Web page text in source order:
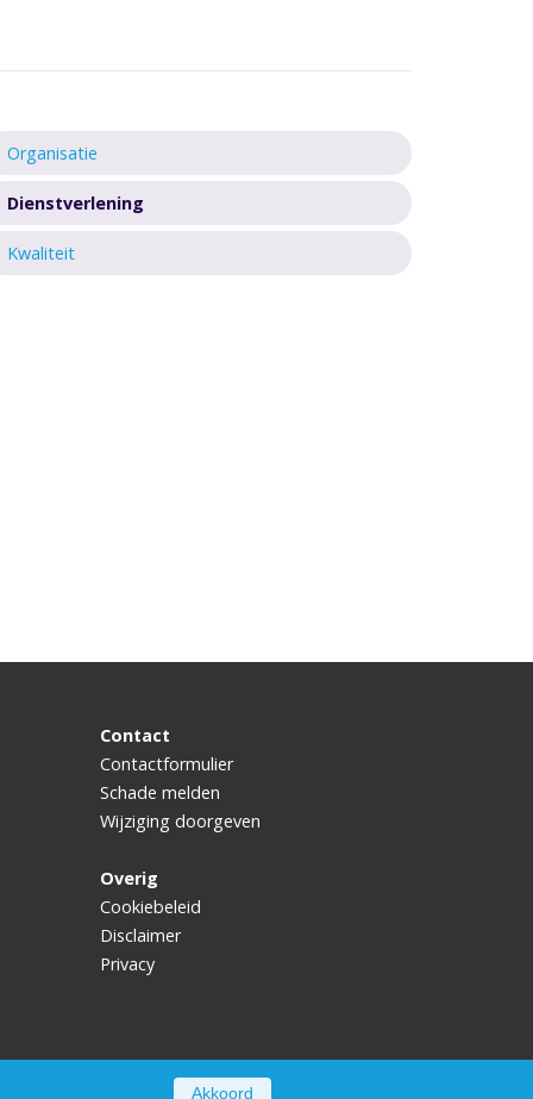
Akkoord
Organisatie
Dienstverlening
Kwaliteit
Contact
Contactformulier
Schade melden
Wijziging doorgeven
Overig
Cookiebeleid
Disclaimer
Privacy